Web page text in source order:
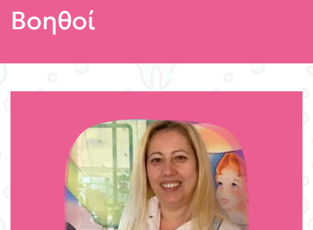
Βοηθοί